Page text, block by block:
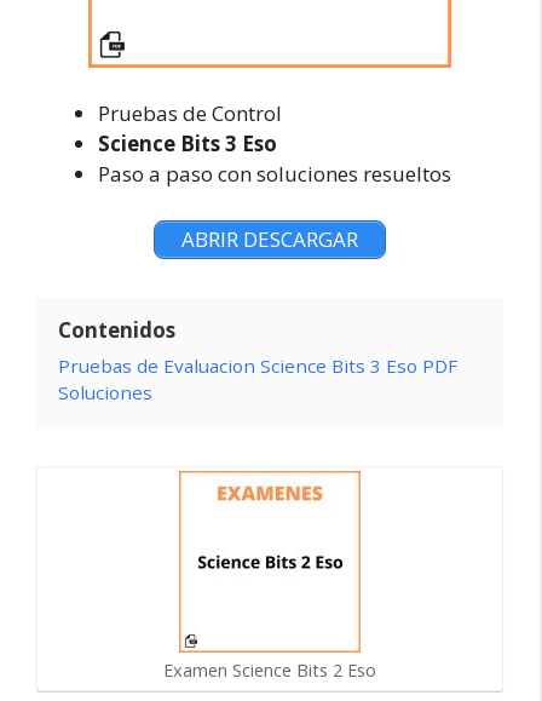
Pruebas de Control
Science Bits 3 Eso
Paso a paso con soluciones resueltos
ABRIR DESCARGAR
Contenidos
Pruebas de Evaluacion Science Bits 3 Eso PDF
Soluciones
Examen Science Bits 2 Eso